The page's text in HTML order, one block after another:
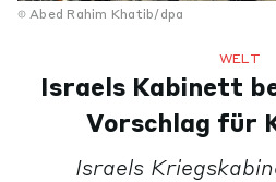
Abed Rahim Khatib/dpa
WELT
Israels Kabinett
Vorschlag für
Israels